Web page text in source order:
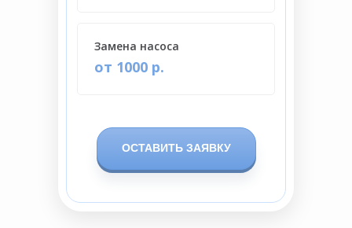
ОСТАВИТЬ ЗАЯВКУ
от 1000 р.
Замена насоса